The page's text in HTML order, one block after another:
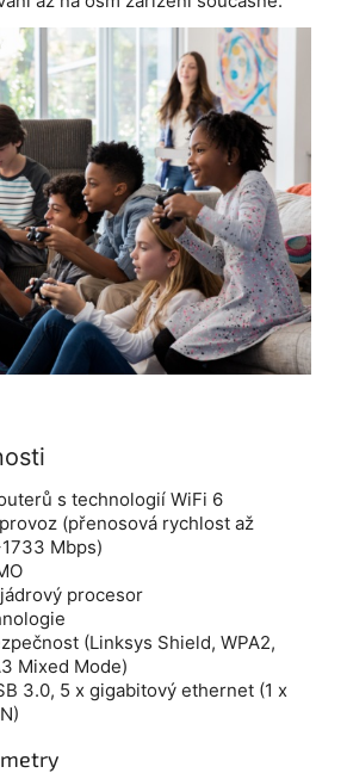
s technologií WiFi 6
(přenosová rychlost až
Mbps)
procesor
(Linksys Shield, WPA2,
Mixed Mode)
3.0, 5 x gigabitový ethernet (1 x